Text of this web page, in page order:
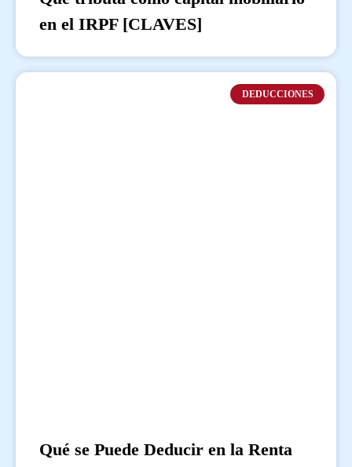
en el IRPF [CLAVES]
DEDUCCIONES
Qué se Puede Deducir en la Renta